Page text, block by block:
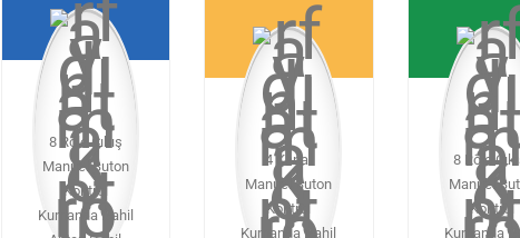
8 Röle Çıkış
Manuel Buton
Kontrol
Kumanda Dahil
4 Kanal
Manuel Buton
Kontrol
Kumanda Dahil
8 Röle
Manuel
Kontrol
Kumanda